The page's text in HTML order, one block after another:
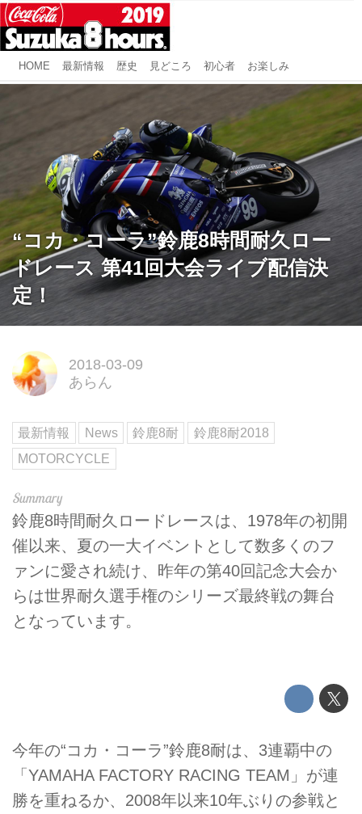
HOME 最新情報 歴史 見どころ 初心者 お楽しみ
“コカ・コーラ”鈴鹿8時間耐久ロー
ドレース 第41回大会ライブ配信決
定！
2018-03-09
あらん
最新情報 News 鈴鹿8耐
鈴鹿8耐2018
MOTORCYCLE
鈴鹿8時間耐久ロードレースは、1978年の初開
催以来、夏の一大イベントとして数多くのフ
ァンに愛され続け、昨年の第40回記念大会か
らは世界耐久選手権のシリーズ最終戦の舞台
となっています。
今年の“コカ・コーラ”鈴鹿8耐は、3連覇中の
「YAMAHA FACTORY RACING TEAM」が連
勝を重ねるか、2008年以来10年ぶりの参戦と